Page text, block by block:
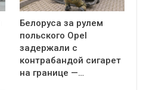
Белоруса за рулем
польского Opel
задержали с
контрабандой сигарет
на границе —…